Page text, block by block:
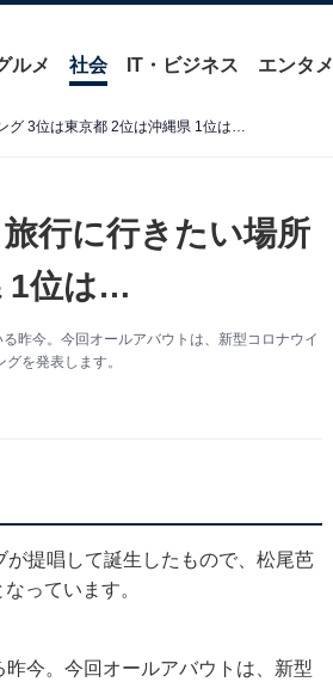
ルメ 社会 IT・ビジネス エンタメ
グ 3位は東京都 2位は沖縄県 1位は…
行に行きたい場所
1位は…
昨今。今回オールアバウトは、新型コロナウイ
を発表します。
提唱して誕生したもので、松尾芭
っています。
今。今回オールアバウトは、新型